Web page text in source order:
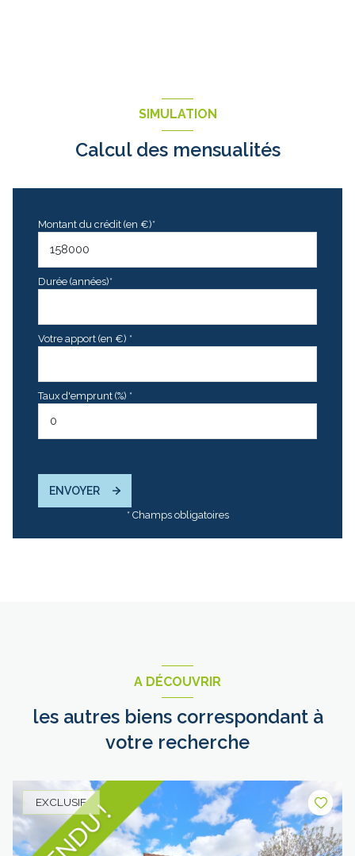
SIMULATION
Calcul des mensualités
Montant du crédit (en €)*
Durée (années)*
Votre apport (en €) *
Taux d'emprunt (%) *
ENVOYER
* Champs obligatoires
A DÉCOUVRIR
les autres biens correspondant à
votre recherche
EXCLUSIF